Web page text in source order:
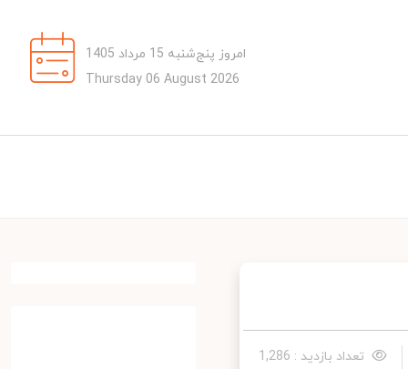
امروز پنج‌شنبه 15 مرداد 1405
Thursday 06 August 2026
تعداد بازدید : 1,286